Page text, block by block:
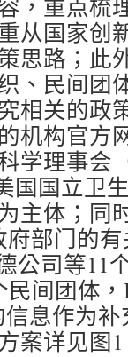
，重点梳
从国家创
思路；此
、民间团
相关的政
机构官方
学理事会
国国立卫
主体；同
府部门的
公司等11
民间团体
信息作为
案详见图